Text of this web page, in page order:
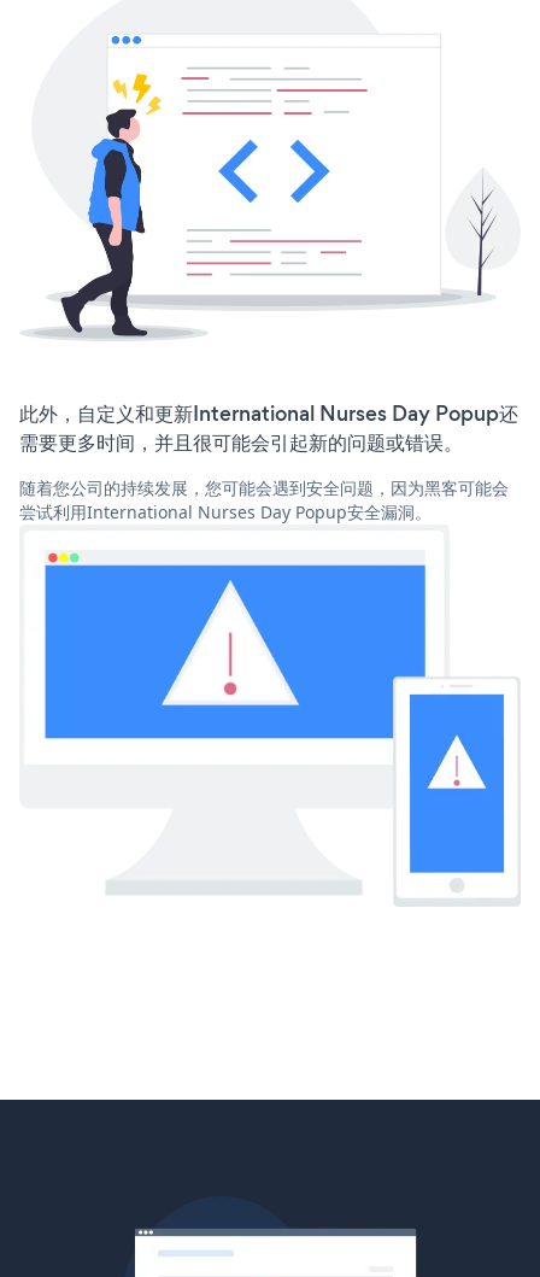
此外，自定义和更新International Nurses Day Popup还
需要更多时间，并且很可能会引起新的问题或错误。
随着您公司的持续发展，您可能会遇到安全问题，因为黑客可能会
尝试利用International Nurses Day Popup安全漏洞。